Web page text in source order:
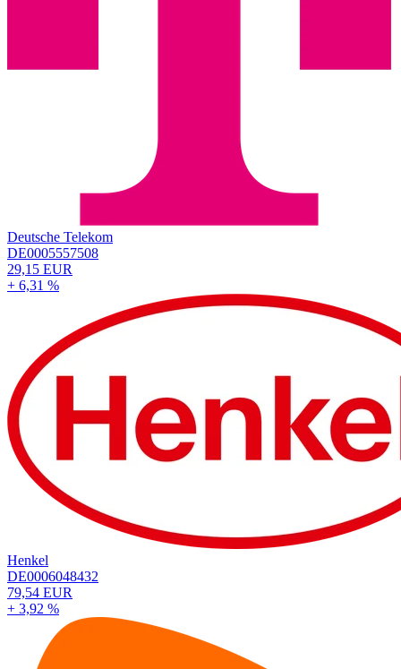
Deutsche Telekom
DE0005557508
29,15 EUR
+ 6,31 %
Henkel
DE0006048432
79,54 EUR
+ 3,92 %